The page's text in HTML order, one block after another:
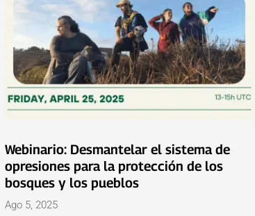
Webinario: Desmantelar el sistema de
opresiones para la protección de los
bosques y los pueblos
Ago 5, 2025